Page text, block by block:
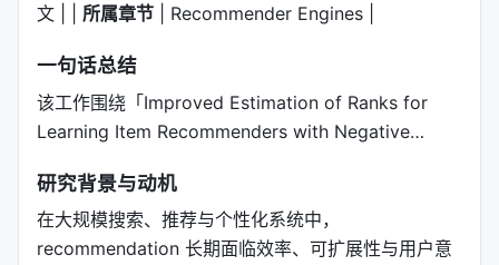
文 | | 所属章节 | Recommender Engines |
一句话总结
该工作围绕「Improved Estimation of Ranks for
Learning Item Recommenders with Negative…
研究背景与动机
在大规模搜索、推荐与个性化系统中，
recommendation 长期面临效率、可扩展性与用户意